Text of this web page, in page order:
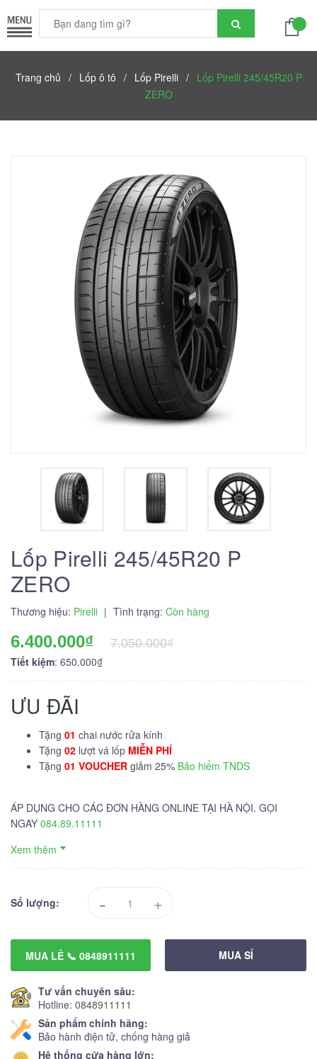
Trang chủ / Lốp ô tô / Lốp Pirelli / Lốp Pirelli 245/45R20 P
ZERO
Lốp Pirelli 245/45R20 P
ZERO
Thương hiệu: Pirelli | Tình trạng: Còn hàng
6.400.000₫
7.050.000₫
Tiết kiệm: 650.000₫
ƯU ĐÃI
Tặng 01 chai nước rửa kính
Tặng 02 lượt vá lốp MIỄN PHÍ
Tặng 01 VOUCHER giảm 25% Bảo hiểm TNDS
ÁP DỤNG CHO CÁC ĐƠN HÀNG ONLINE TẠI HÀ NỘI. GỌI
NGAY 084.89.11111
Xem thêm
Số lượng: - +
MUA LẺ 📞 0848911111 MUA SỈ
Tư vấn chuyên sâu:
Hotline: 0848911111
Sản phẩm chính hãng:
Bảo hành điện tử, chống hàng giả
Hệ thống cửa hàng lớn: